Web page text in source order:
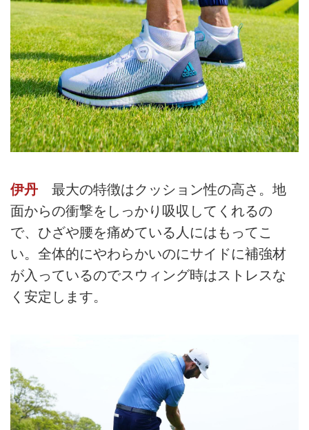
伊丹 最大の特徴はクッション性の高さ。地
面からの衝撃をしっかり吸収してくれるの
で、ひざや腰を痛めている人にはもってこ
い。全体的にやわらかいのにサイドに補強材
が入っているのでスウィング時はストレスな
く安定します。